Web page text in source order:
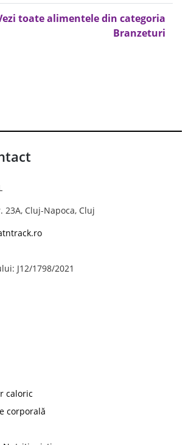
toate alimentele din categoria
Branzeturi
23A, Cluj-Napoca, Cluj
J12/1798/2021
caloric
corporală